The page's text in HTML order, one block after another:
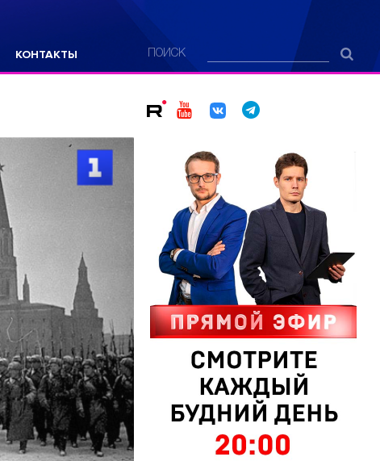
КОНТАКТЫ ПОИСК